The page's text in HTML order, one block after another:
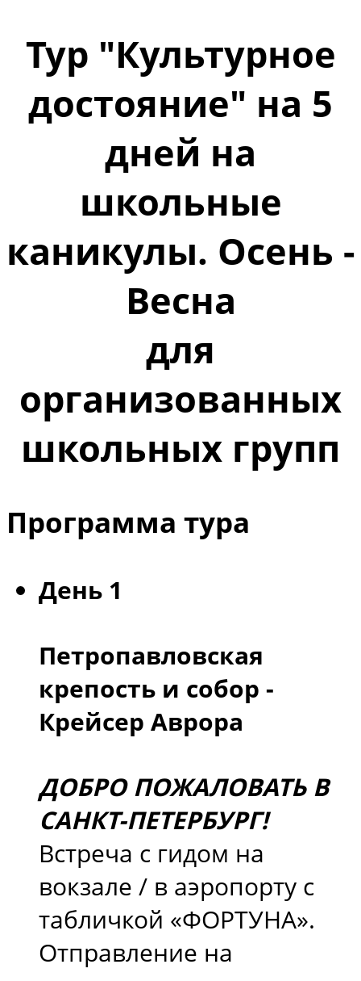
Тур "Культурное
достояние" на 5
дней на
школьные
каникулы. Осень -
Весна
для
организованных
школьных групп
Программа тура
День 1
Петропавловская
крепость и собор -
Крейсер Аврора
ДОБРО ПОЖАЛОВАТЬ В
САНКТ-ПЕТЕРБУРГ!
Встреча с гидом на
вокзале / в аэропорту с
табличкой «ФОРТУНА».
Отправление на